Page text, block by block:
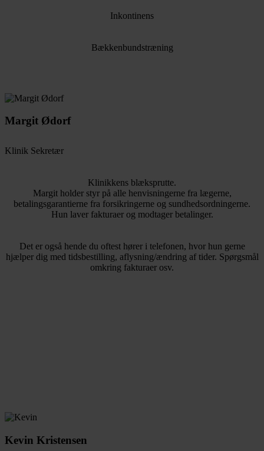
Inkontinens
Bækkenbundstræning
Margit Ødorf
Klinik Sekretær
Klinikkens blæksprutte.
Margit holder styr på alle henvisningerne fra lægerne,
betalingsgarantierne fra forsikringerne og sundhedsordningerne.
Hun laver fakturaer og modtager betalinger.
Det er også hende du oftest hører i telefonen, hvor hun gerne
hjælper dig med tidsbestilling, aflysning/ændring af tider. Spørgsmål
omkring fakturaer osv.
Kevin Kristensen